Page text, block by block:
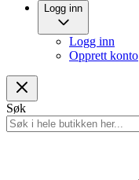
Logg inn
Logg inn
Opprett konto
Søk